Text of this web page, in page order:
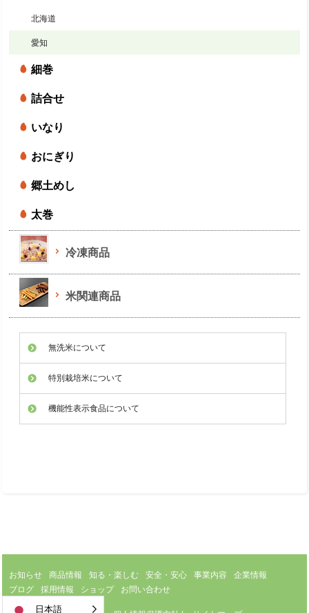
北海道
愛知
細巻
詰合せ
いなり
おにぎり
郷土めし
太巻
冷凍商品
米関連商品
無洗米について
特別栽培米について
機能性表示食品について
お知らせ 商品情報 知る・楽しむ 安全・安心 事業内容
企業情報
ブログ
採用情報 ショップ お問い合わせ
日本語